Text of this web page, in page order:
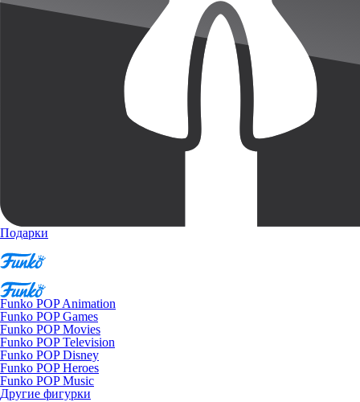
Подарки
Funko POP Animation
Funko POP Games
Funko POP Movies
Funko POP Television
Funko POP Disney
Funko POP Heroes
Funko POP Music
Другие фигурки